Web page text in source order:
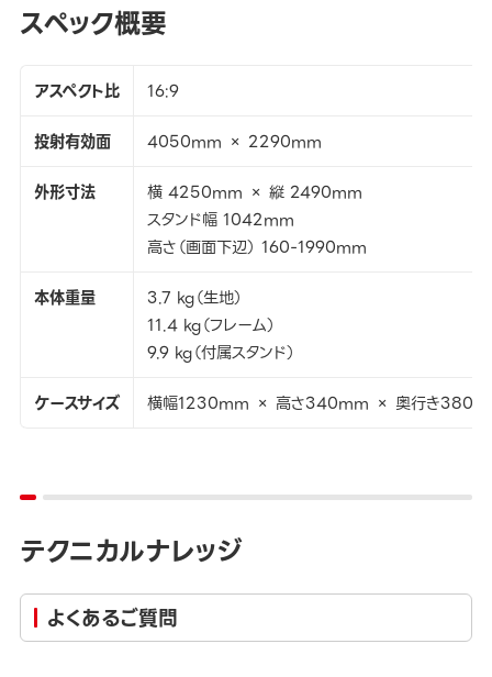
スペック概要
アスペクト比
16:9
投射有効面
4050mm × 2290mm
外形寸法
横 4250mm × 縦 2490mm
スタンド幅 1042mm
高さ（画面下辺） 160-1990mm
本体重量
3.7 kg（生地）
11.4 kg（フレーム）
9.9 kg（付属スタンド）
ケースサイズ
横幅1230mm × 高さ340mm × 奥行き
テクニカルナレッジ
よくあるご質問